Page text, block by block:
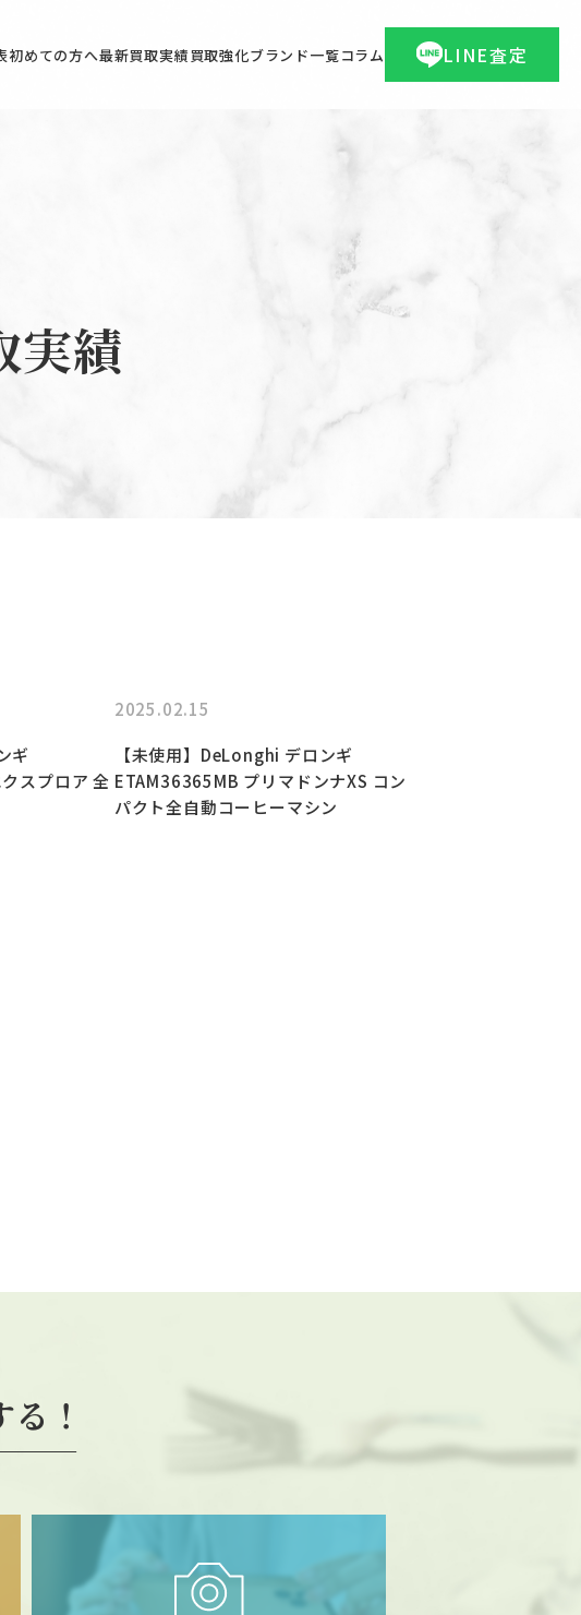
初めての方へ最新買取実績買取強化ブランド一覧コラム LINE査定
実績
ギ
スプロア 全
2025.02.15
【未使用】DeLonghi デロンギ
ETAM36365MB プリマドンナXS コン
パクト全自動コーヒーマシン
！